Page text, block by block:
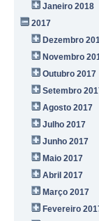
Janeiro 2018
2017
Dezembro
Novembro
Outubro 2017
Setembro
Agosto 2017
Julho 2017
Junho 2017
Maio 2017
Abril 2017
Março 2017
Fevereiro